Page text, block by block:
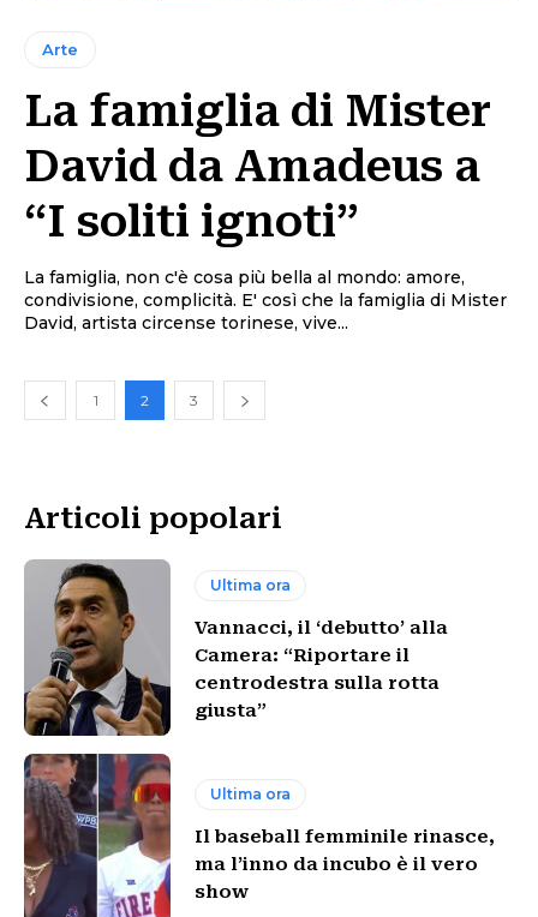
Arte
La famiglia di Mister
David da Amadeus a
“I soliti ignoti”
La famiglia, non c'è cosa più bella al mondo: amore,
condivisione, complicità. E' così che la famiglia di Mister
David, artista circense torinese, vive...
1 2 3
Articoli popolari
Ultima ora
Vannacci, il ‘debutto’ alla
Camera: “Riportare il
centrodestra sulla rotta
giusta”
Ultima ora
Il baseball femminile rinasce,
ma l’inno da incubo è il vero
show